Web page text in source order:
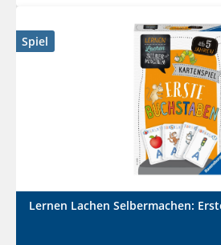
Spiel
Lernen Lachen Selbermachen: